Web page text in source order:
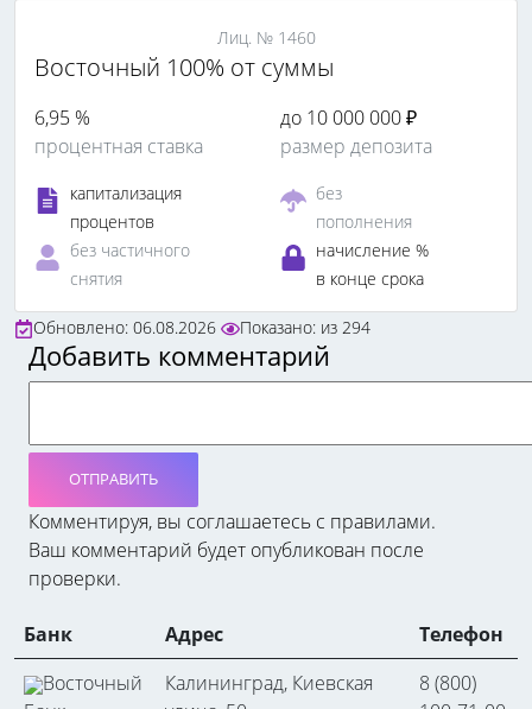
Лиц. № 1460
Восточный 100% от суммы
6,95 %
процентная ставка
до 10 000 000 ₽
размер депозита
капитализация
процентов
без
пополнения
без частичного
снятия
начисление %
в конце срока
Обновлено: 06.08.2026 Показано: из 294
Добавить комментарий
ОТПРАВИТЬ
Комментируя, вы соглашаетесь c правилами.
Ваш комментарий будет опубликован после
проверки.
Банк Адрес
Телефон
Восточный
Калининград, Киевская
8 (800)